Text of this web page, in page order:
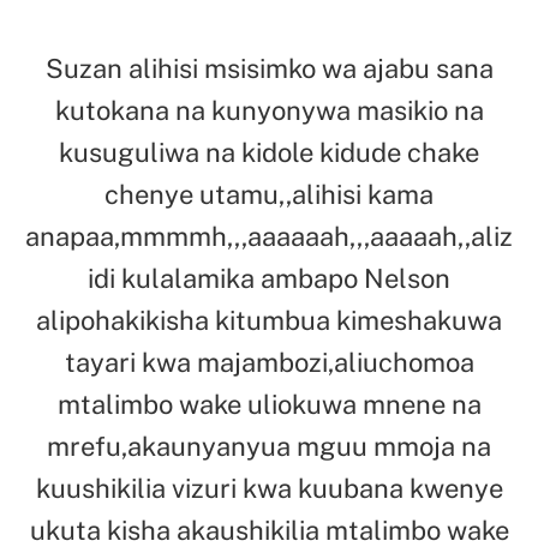
Suzan alihisi msisimko wa ajabu sana
kutokana na kunyonywa masikio na
kusuguliwa na kidole kidude chake
chenye utamu,,alihisi kama
anapaa,mmmmh,,,aaaaaah,,,aaaaah,,aliz
idi kulalamika ambapo Nelson
alipohakikisha kitumbua kimeshakuwa
tayari kwa majambozi,aliuchomoa
mtalimbo wake uliokuwa mnene na
mrefu,akaunyanyua mguu mmoja na
kuushikilia vizuri kwa kuubana kwenye
ukuta kisha akaushikilia mtalimbo wake